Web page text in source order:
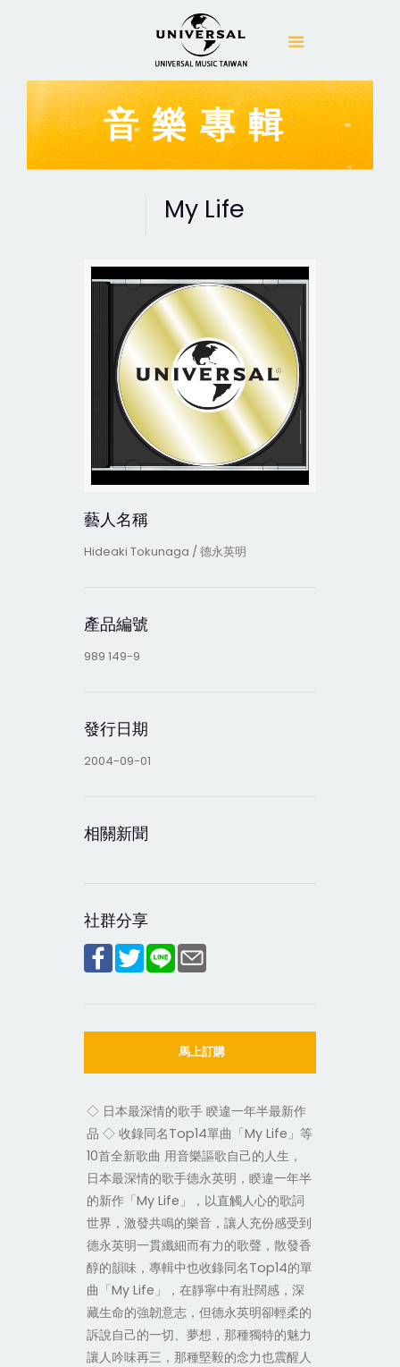
音樂專輯
My Life
藝人名稱
Hideaki Tokunaga / 德永英明
產品編號
989 149-9
發行日期
2004-09-01
相關新聞
社群分享
馬上訂購
◇ 日本最深情的歌手 睽違一年半最新作
品 ◇ 收錄同名Top14單曲「My Life」等
10首全新歌曲 用音樂謳歌自己的人生，
日本最深情的歌手德永英明，睽違一年半
的新作「My Life」，以直觸人心的歌詞
世界，激發共鳴的樂音，讓人充份感受到
德永英明一貫纖細而有力的歌聲，散發香
醇的韻味，專輯中也收錄同名Top14的單
曲「My Life」，在靜寧中有壯闊感，深
藏生命的強韌意志，但德永英明卻輕柔的
訴說自己的一切、夢想，那種獨特的魅力
讓人吟味再三，那種堅毅的念力也震醒人